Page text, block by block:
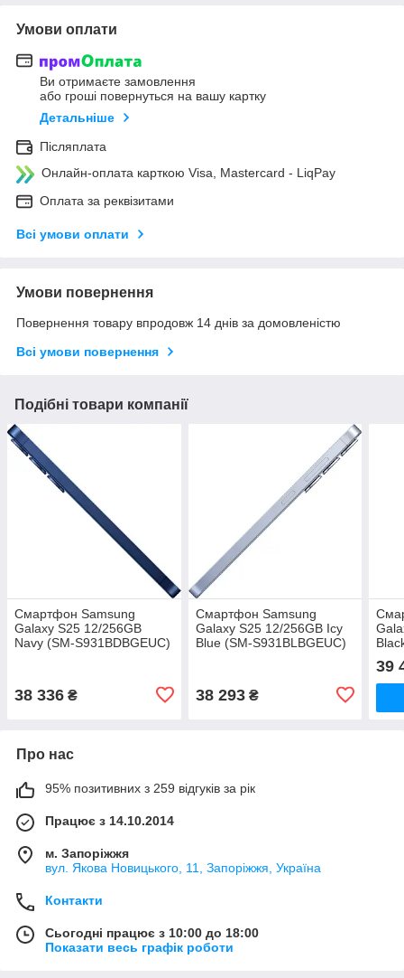
Умови оплати
Ви отримаєте замовлення
або гроші повернуться на вашу картку
Детальніше
Післяплата
Онлайн-оплата карткою Visa, Mastercard - LiqPay
Оплата за реквізитами
Всі умови оплати
Умови повернення
Повернення товару впродовж 14 днів за домовленістю
Всі умови повернення
Подібні товари компанії
Смартфон Samsung
Galaxy S25 12/256GB
Navy (SM-S931BDBGEUC)
38 336 ₴
Смартфон Samsung
Galaxy S25 12/256GB Icy
Blue (SM-S931BLBGEUC)
38 293₴
39
Про нас
95% позитивних з 259 відгуків за рік
Працює з 14.10.2014
м. Запоріжжя
вул. Якова Новицького, 11, Запоріжжя, Україна
Контакти
Сьогодні працює з 10:00 до 18:00
Показати весь графік роботи